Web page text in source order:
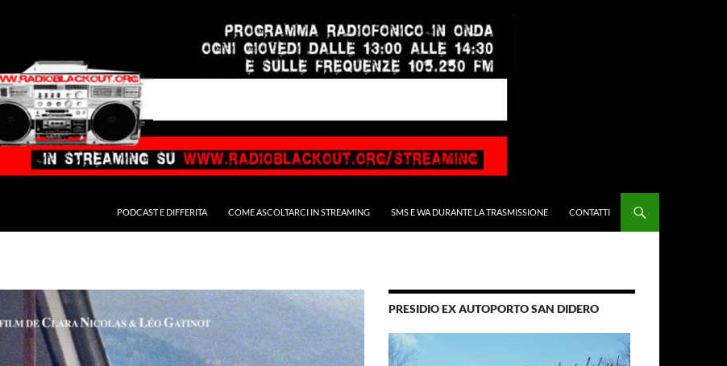
PODCAST E DIFFERITA COME ASCOLTARCI IN STREAMING SMS E WA DURANTE LA TRASMISSIONE CONTATTI
PRESIDIO EX AUTOPORTO SAN DIDERO